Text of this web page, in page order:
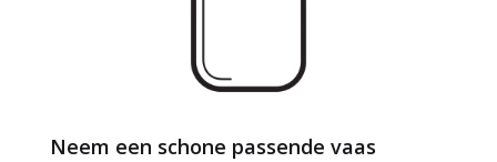
Neem een schone passende vaas